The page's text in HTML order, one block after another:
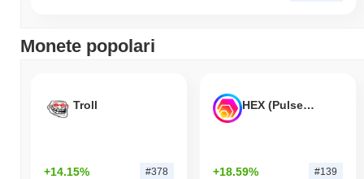
Monete popolari
Troll
+14.15% #378
HEX (Pulsechain)
+18.59% #139